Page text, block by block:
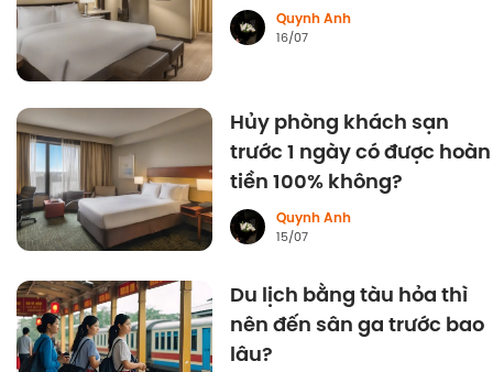
Quynh Anh
16/07
Hủy phòng khách sạn
trước 1 ngày có được hoàn
tiền 100% không?
Quynh Anh
15/07
Du lịch bằng tàu hỏa thì
nên đến sân ga trước bao
lâu?